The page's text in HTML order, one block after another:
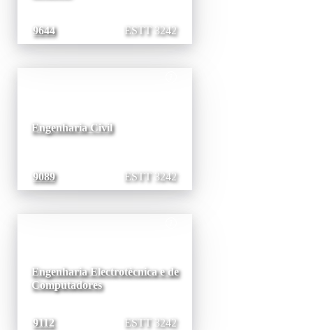
9644 ESTT 3242
9089
Engenharia Civil
ESTT 3242
9112
Engenharia Electrotécnica e de
Computadores
ESTT 3242